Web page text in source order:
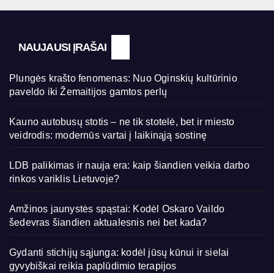
NAUJAUSI ĮRAŠAI
Plungės krašto fenomenas: Nuo Oginskių kultūrinio
paveldo iki Žemaitijos gamtos perlų
Kauno autobusų stotis – ne tik stotelė, bet ir miesto
veidrodis: modernūs vartai į laikinąją sostinę
LDB palikimas ir nauja era: kaip šiandien veikia darbo
rinkos variklis Lietuvoje?
Amžinos jaunystės spąstai: Kodėl Oskaro Vaildo
šedevras šiandien aktualesnis nei bet kada?
Gydanti stichijų sąjunga: kodėl jūsų kūnui ir sielai
gyvybiškai reikia paplūdimio terapijos